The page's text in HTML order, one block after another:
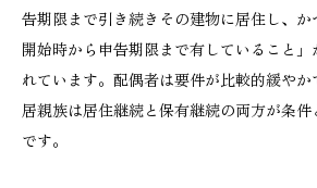
告期限まで引き続きその建物に居住し、
開始時から申告期限まで有していること
れています。配偶者は要件が比較的緩や
居親族は居住継続と保有継続の両方が条
です。